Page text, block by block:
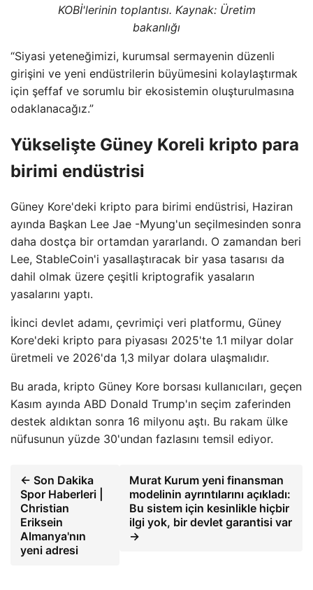
KOBİ'lerinin toplantısı. Kaynak: Üretim
bakanlığı
“Siyasi yeteneğimizi, kurumsal sermayenin düzenli
girişini ve yeni endüstrilerin büyümesini kolaylaştırmak
için şeffaf ve sorumlu bir ekosistemin oluşturulmasına
odaklanacağız.”
Yükselişte Güney Koreli kripto para
birimi endüstrisi
Güney Kore'deki kripto para birimi endüstrisi, Haziran
ayında Başkan Lee Jae -Myung'un seçilmesinden sonra
daha dostça bir ortamdan yararlandı. O zamandan beri
Lee, StableCoin'i yasallaştıracak bir yasa tasarısı da
dahil olmak üzere çeşitli kriptografik yasaların
yasalarını yaptı.
İkinci devlet adamı, çevrimiçi veri platformu, Güney
Kore'deki kripto para piyasası 2025'te 1.1 milyar dolar
üretmeli ve 2026'da 1,3 milyar dolara ulaşmalıdır.
Bu arada, kripto Güney Kore borsası kullanıcıları, geçen
Kasım ayında ABD Donald Trump'ın seçim zaferinden
destek aldıktan sonra 16 milyonu aştı. Bu rakam ülke
nüfusunun yüzde 30'undan fazlasını temsil ediyor.
← Son Dakika
Spor Haberleri |
Christian
Eriksein
Almanya'nın
yeni adresi
Murat Kurum yeni finansman
modelinin ayrıntılarını açıkladı:
Bu sistem için kesinlikle hiçbir
ilgi yok, bir devlet garantisi var
→